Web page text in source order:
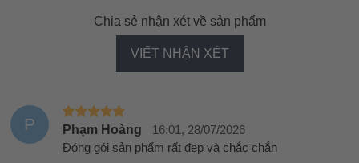
Chia sẻ nhận xét về sản phẩm
VIẾT NHẬN XÉT
P Phạm Hoàng
16:01, 28/07/2026
Đóng gói sản phẩm rất đẹp và chắc chắn